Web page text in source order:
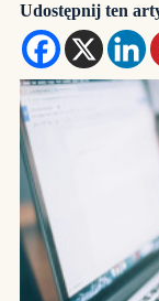
Udostępnij ten